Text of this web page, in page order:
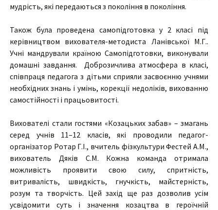
мудрість, які передаються з покоління в покоління.
Також була проведена самопідготовка у 2 класі під
керівництвом вихователя-методиста Ланівської М.Г..
Учні мандрували країною Самопідготовки, виконували
домашні завдання. Доброзичлива атмосфера в класі,
співпраця педагога з дітьми сприяли засвоєнню учнями
необхідних знань і умінь, корекції недоліків, вихованню
самостійності і працьовитості.
Вихователі стали гостями «Козацьких забав» – змагань
серед учнів 11–12 класів, які проводили педагог-
організатор Ротар Г.І., вчитель фізкультури Фестей А.М.,
вихователь Дяків С.М. Кожна команда отримала
можливість проявити свою силу, спритність,
витривалість, швидкість, гнучкість, майстерність,
розум та творчість. Цей захід ще раз дозволив усім
усвідомити суть і значення козацтва в героїчній